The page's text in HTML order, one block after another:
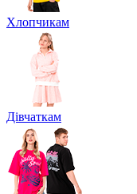
Хлопчикам
Дівчаткам